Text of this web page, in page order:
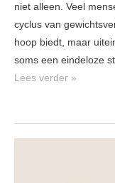
niet alleen. Veel
cyclus van
hoop biedt, maar
soms een eindeloze
Lees verder »